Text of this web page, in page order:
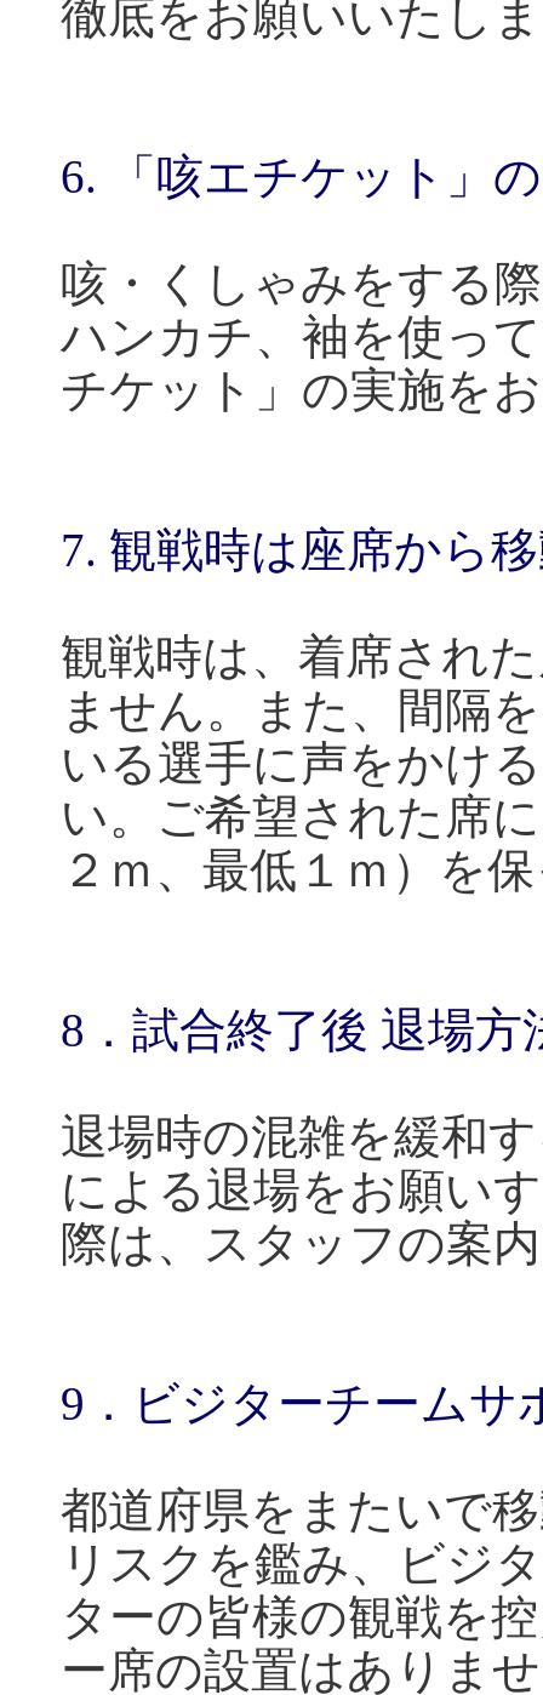
徹底をお願いいたし
6. 「咳エチケット」
咳・くしゃみをする
ハンカチ、袖を使っ
チケット」の実施を
7. 観戦時は座席から
観戦時は、着席され
ません。また、間隔
いる選手に声をかけ
い。ご希望された席
２ｍ、最低１ｍ）を
8 ．試合終了後 退場
退場時の混雑を緩和
による退場をお願い
際は、スタッフの案
9 ．ビジターチーム
都道府県をまたいで
リスクを鑑み、ビジ
ターの皆様の観戦を
ー席の設置はありま